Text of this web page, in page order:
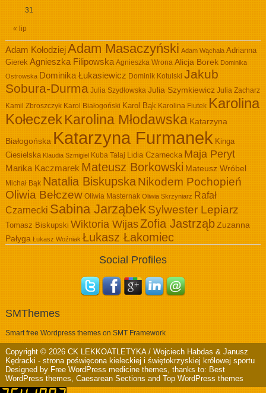
« lip
31
Adam KołodziejAdam Masaczyński Adam Wąchała Adrianna
Gierek Agnieszka Filipowska Agnieszka Wrona Alicja Borek Dominika
Ostrowska Dominika Łukasiewicz Dominik Kotulski Jakub
Sobura-Durma Julia Szydłowska Julia Szymkiewicz Julia Zacharz
Kamil Zbroszczyk Karol Białogoński Karol Bąk Karolina Fiutek Karolina
KołeczekKarolina Młodawska Katarzyna
Białogońska Katarzyna Furmanek Kinga
Ciesielska Klaudia Szmigiel Kuba Tałaj Lidia Czarnecka Maja Peryt
Marika Kaczmarek Mateusz Borkowski Mateusz Wróbel
Michał Bąk Natalia BiskupskaNikodem Pochopień
Oliwia Bełczew Oliwia Masternak Oliwia Skrzyniarz Rafał
Czarnecki Sabina JarząbekSylwester Lepiarz
Tomasz Biskupski Wiktoria WijasZofia JastrząbZuzanna
Pałyga Łukasz Woźniak Łukasz Łakomiec
Social Profiles
SMThemes
Smart free Wordpress themes on SMT Framework
Copyright © 2026 CK LEKKOATLETYKA / Wojciech Habdas & Janusz
Kędracki - strona poświęcona kieleckiej i świętokrzyskiej królowej sportu
Designed by Free WordPress medicine themes , thanks to: Best
WordPress themes Caesarean Sections and Top WordPress themes